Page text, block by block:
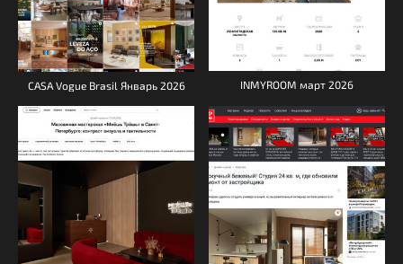
CASA Vogue Brasil Январь 2026 INMYROOM март 2026